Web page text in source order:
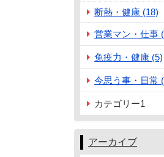
断熱・健康 (18)
営業マン・仕事
免疫力・健康 (5)
今思う事・日常
カテゴリー1
アーカイブ